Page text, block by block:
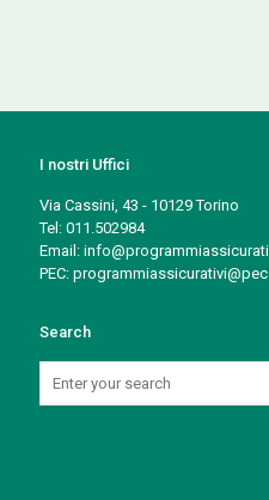
I nostri Uffici
Via Cassini, 43 - 10129 Torino
Tel: 011.502984
Email:
PEC:
Search